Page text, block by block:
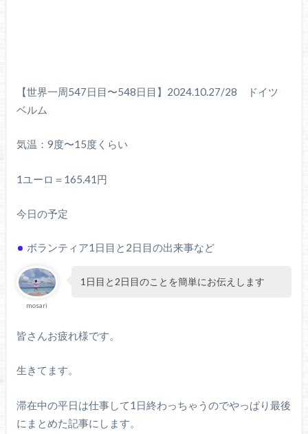
【世界一周547日目〜548日目】2024.10.27/28 ドイツ
ベルム
気温：9度〜15度くらい
1ユーロ＝165.41円
今日の予定
ボランティア1日目と2日目の出来事など
mosari
1日目と2日目のことを簡単にお伝えします
皆さんお疲れ様です。
生きてます。
滞在中の平日は仕事して1日終わっちゃうのでやっぱり最後
にまとめた記事にします。